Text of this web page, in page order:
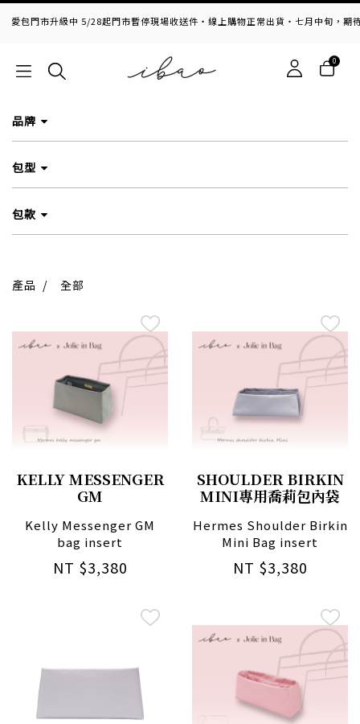
市升級中 5/28起門市暫停現場收送件・線上購物正常出貨・七月中旬，期待與您
0
品牌
包型
包款
產品 / 全部
KELLY MESSENGER
GM
Kelly Messenger GM
bag insert
NT $3,380
SHOULDER BIRKIN
MINI專用喬莉包內袋
Hermes Shoulder Birkin
Mini Bag insert
NT $3,380